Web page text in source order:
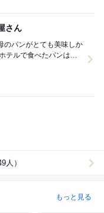
さん
のパンがとても美味しか
人）
もっと見る